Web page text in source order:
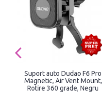
Suport auto Dudao F6 Pro
Magnetic, Air Vent Mount,
Rotire 360 grade, Negru